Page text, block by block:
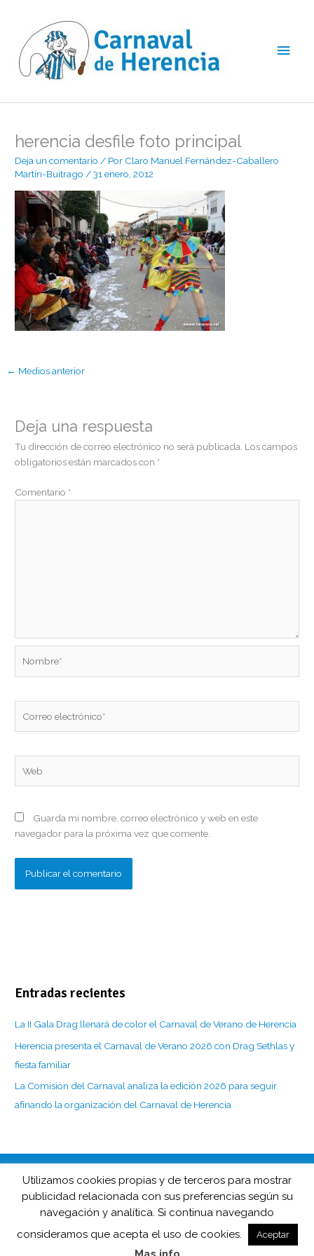
contenido
herencia desfile foto principal
Deja un comentario / Por Claro Manuel Fernández-Caballero
Martín-Buitrago/31 enero, 2012
← Medios anterior
Deja una respuesta
Tu dirección de correo electrónico no será publicada. Los campos
obligatorios están marcados con *
Comentario *
electrónico*
Guarda mi nombre, correo electrónico y web en este
navegador para la próxima vez que comente.
Entradas recientes
La II Gala Drag llenará de color el Carnaval de Verano de Herencia
Herencia presenta el Carnaval de Verano 2026 con Drag Sethlas y
fiesta familiar
La Comisión del Carnaval analiza la edición 2026 para seguir
afinando la organización del Carnaval de Herencia
CarnavaldeHerencia.es es la web de información de esta popular
fiesta manchega desarrollada por
Barco de Colegas y D.O. Carnaval de Herencia en colaboración
conHerencia.net.
Un diseño web de Color Vivo Internet
Utilizamos cookies propias y de terceros para mostrar
publicidad relacionada con sus preferencias según su
navegación y analítica. Si continua navegando
consideramos que acepta el uso de cookies.
Aceptar